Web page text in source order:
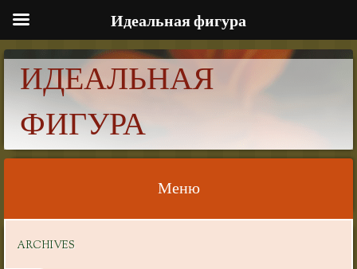
ИДЕАЛЬНАЯ
ФИГУРА
Меню
ARCHIVES
Идеальная фигура